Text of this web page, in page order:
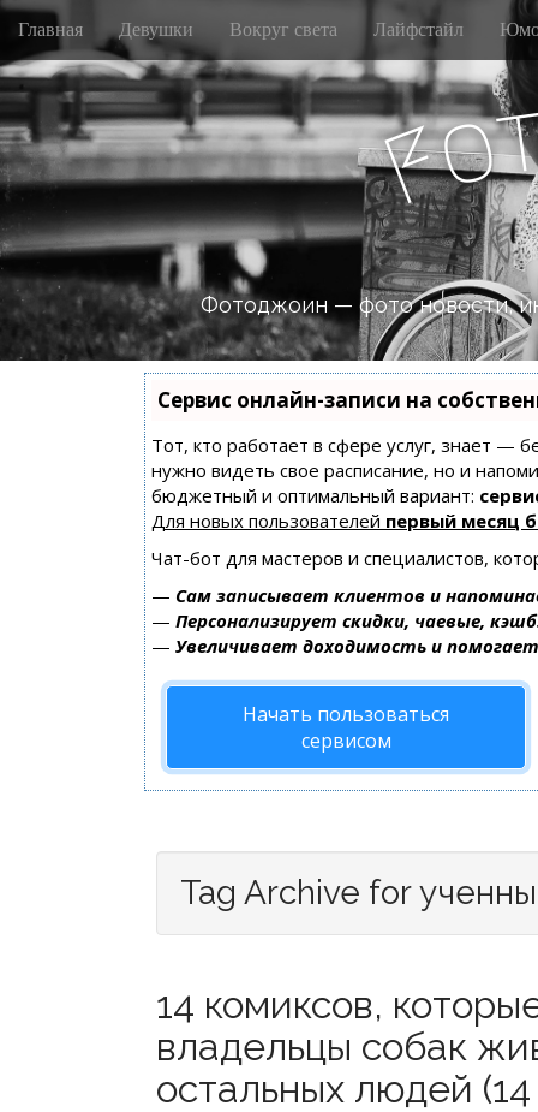
M
i
n
m
e
n
u
S
i
p
t
o
c
o
n
t
e
Главная Девушки Вокруг света Лайфстайл
Fo
Фотоджоин — фото новости,
Сервис онлайн-записи на
Тот, кто работает в сфере услуг, знает —
нужно видеть свое расписание, но и
бюджетный и оптимальный вариант:
Для новых пользователей первый месяц
Чат-бот для мастеров и специалистов,
— Сам записывает клиентов и
— Персонализирует скидки, чаевые,
— Увеличивает доходимость и
Начать пользоваться
сервисом
Tag Archive for
14 комиксов,
владельцы собак
остальных людей